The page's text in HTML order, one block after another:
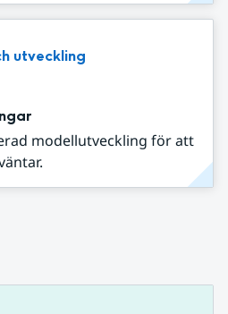
utveckling
modellutveckling för att